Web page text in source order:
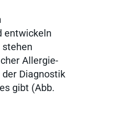
entwickeln
stehen
Allergie-
Diagnostik
gibt (Abb.